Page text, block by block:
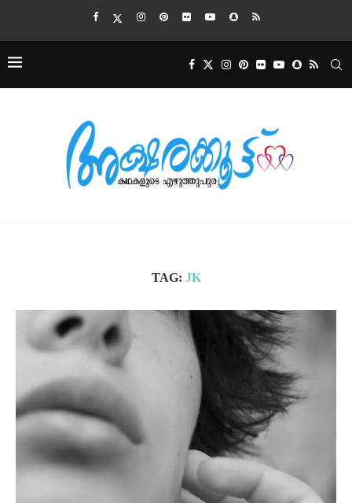
TAG: JK